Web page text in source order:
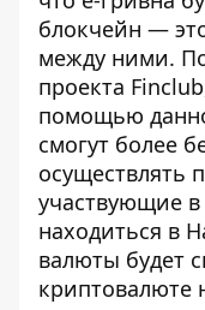
блокчейн —
между ними.
проекта
помощью
смогут более
осуществлять
участвующие в
находиться в
валюты будет
криптовалюте